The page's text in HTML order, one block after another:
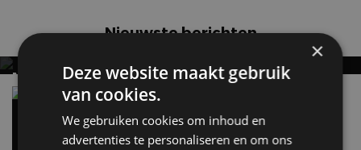
Nieuwste berichten
MET KORTING NAAR EV EXPERIENCE 2026?
AUTORAI REGELT HET!
EV Experience 2026 van 24 tot 26 september
Vergelijking: BMW iX3 vs Volvo EX60 – Welke
28 mei
×
Deze website maakt gebruik
van cookies.
We gebruiken cookies om inhoud en
advertenties te personaliseren en om ons